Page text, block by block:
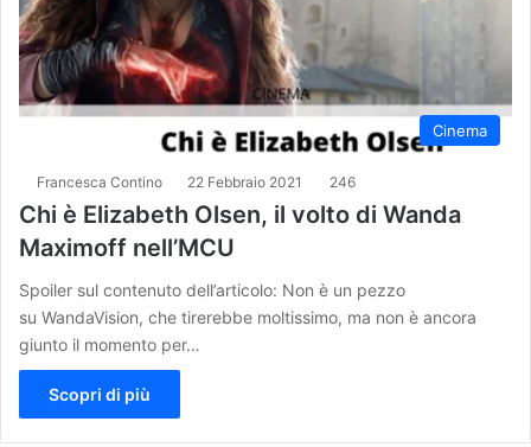
Cinema
Francesca Contino 22 Febbraio 2021 246
Chi è Elizabeth Olsen, il volto di Wanda
Maximoff nell’MCU
Spoiler sul contenuto dell’articolo: Non è un pezzo
su WandaVision, che tirerebbe moltissimo, ma non è ancora
giunto il momento per…
Scopri di più